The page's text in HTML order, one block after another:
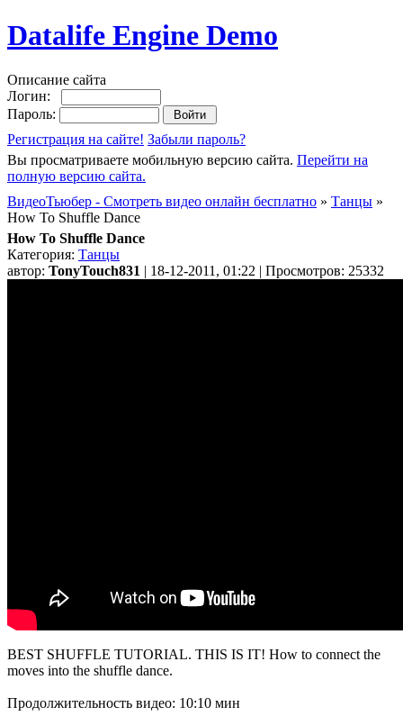
Datalife Engine Demo
Описание сайта
Логин:
Пароль:
Регистрация на сайте! Забыли пароль?
Вы просматриваете мобильную версию сайта. Перейти на
полную версию сайта.
ВидеоТьюбер - Смотреть видео онлайн бесплатно » Танцы »
How To Shuffle Dance
How To Shuffle Dance
Категория: Танцы
автор: TonyTouch831 | 18-12-2011, 01:22 | Просмотров: 25332
BEST SHUFFLE TUTORIAL. THIS IS IT! How to connect the
moves into the shuffle dance.
Продолжительность видео: 10:10 мин